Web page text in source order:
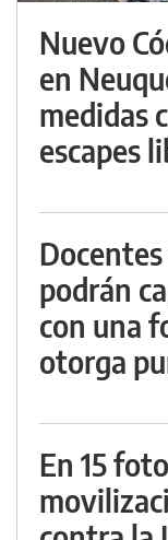
Nuevo
en
medidas
escapes
podrán
con una
otorga
En 15